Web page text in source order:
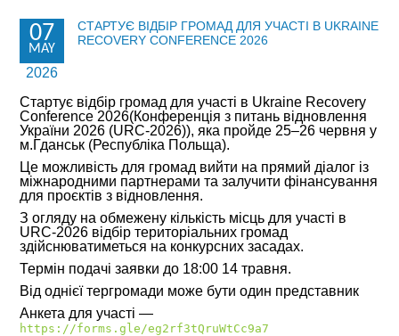
ІСТОРІЇ УСПІХУ
ІНВЕСТИЦІЙНИЙ ФОРУМ 2021
ІНВЕСТИЦІЙНИЙ ФОРУМ 2020
ІНВЕСТИЦІЙНИЙ ФОРУМ 2019
ІНВЕСТИЦІЙНИЙ ФОРУМ 2018
ІНВЕСТИЦІЙНИЙ ФОРУМ 2017
ІНВЕСТИЦІЙНИЙ ФОРУМ 2016
07
MAY
2026
СТАРТУЄ ВІДБІР ГРОМАД ДЛЯ УЧАСТІ В UKRAINE
RECOVERY CONFERENCE 2026
Стартує відбір громад для участі в Ukraine Recovery
Conference 2026(Конференція з питань відновлення
України 2026 (URC-2026)), яка пройде 25–26 червня у
м.Гданськ (Республіка Польща).
Це можливість для громад вийти на прямий діалог із
міжнародними партнерами та залучити фінансування
для проєктів з відновлення.
З огляду на обмежену кількість місць для участі в
URC-2026 відбір територіальних громад
здійснюватиметься на конкурсних засадах.
Термін подачі заявки до 18:00 14 травня.
Від однієї тергромади може бути один представник
Анкета для участі —
https://forms.gle/eg2rf3tQruWtCc9a7